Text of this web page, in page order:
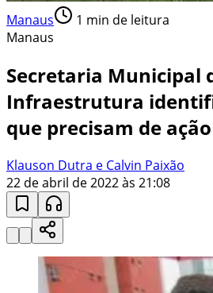
Manaus 1 min de leitura
Manaus
Secretaria Municipal
Infraestrutura
que precisam de
Klauson Dutra e Calvin Paixão
22 de abril de 2022 às 21:08